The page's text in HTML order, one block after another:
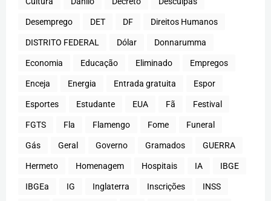
Desemprego DET DF Direitos Humanos
DISTRITO FEDERAL Dólar Donnarumma
Economia Educação Eliminado Empregos
Enceja Energia Entrada gratuita Espor
Esportes Estudante EUA Fã Festival
FGTS Fla Flamengo Fome Funeral
Gás Geral Governo Gramados GUERRA
Hermeto Homenagem Hospitais IA IBGE
IBGEa IG Inglaterra Inscrições INSS